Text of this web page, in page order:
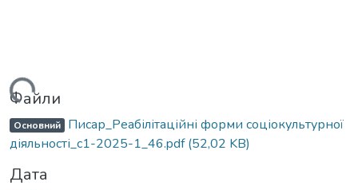
Файли
Основний Писар_Реабілітаційні форми соціокультурної
діяльності_c1-2025-1_46.pdf(52,02 KB)
Дата